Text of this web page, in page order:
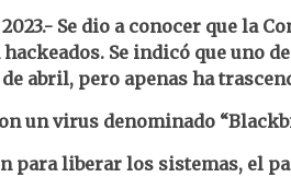
Se dio a conocer que la
Se indicó que uno
abril, pero apenas ha
un virus denominado
para liberar los sistemas, el